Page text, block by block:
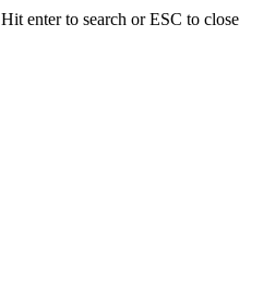
Hit enter to search or ESC to close